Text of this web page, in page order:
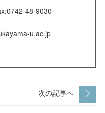
48-9030
u.ac.jp
次の記事へ